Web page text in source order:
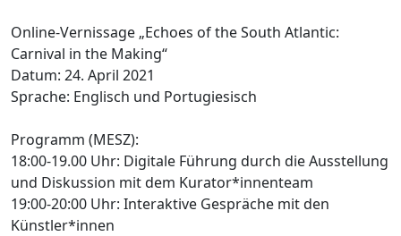
Online-Vernissage „Echoes of the South Atlantic:
Carnival in the Making“
Datum: 24. April 2021
Sprache: Englisch und Portugiesisch
Programm (MESZ):
18:00-19.00 Uhr: Digitale Führung durch die Ausstellung
und Diskussion mit dem Kurator*innenteam
19:00-20:00 Uhr: Interaktive Gespräche mit den
Künstler*innen